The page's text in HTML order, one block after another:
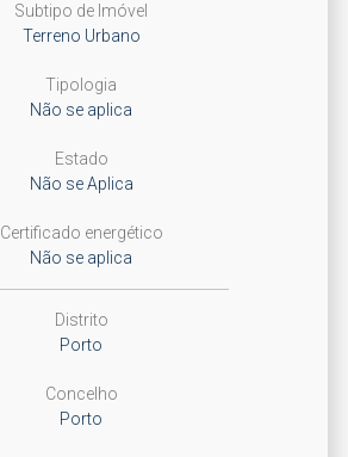
Subtipo de Imóvel
Terreno Urbano
Tipologia
Não se aplica
Estado
Não se Aplica
Certificado energético
Não se aplica
Distrito
Porto
Concelho
Porto